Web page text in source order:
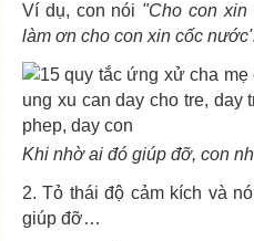
Ví dụ, con nói "Cho con xin
làm ơn cho con xin cốc nước'
Khi nhờ ai đó giúp đỡ, con
2. Tỏ thái độ cảm kích và
giúp đỡ…